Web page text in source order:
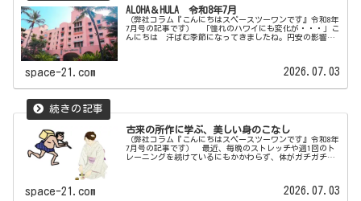
ALOHA＆HULA 令和8年7月
（弊社コラム『こんにちはスペースツーワンです』令和8年
7月号の記事です） 「憧れのハワイにも変化が・・・」こ
んにちは 汗ばむ季節になってきましたね。円安の影響で
space-21.com 2026.07.03
古来の所作に学ぶ、美しい身のこなし
（弊社コラム『こんにちはスペースツーワンです』令和8年
7月号の記事です） 最近、毎晩のストレッチや週1回のト
レーニングを続けているにもかかわらず、体がガチガチで
space-21.com 2026.07.03